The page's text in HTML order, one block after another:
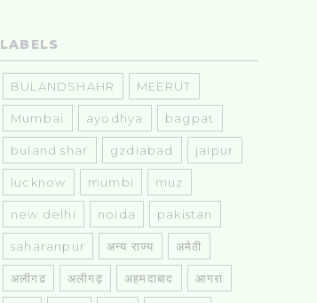
LABELS
BULANDSHAHR MEERUT
Mumbai ayodhya bagpat
buland shar gzdiabad jaipur
lucknow mumbi muz
new delhi noida pakistan
saharanpur अन्य राज्य अमेठी
अलीगढ अलीगढ़ अहमदाबाद आगरा